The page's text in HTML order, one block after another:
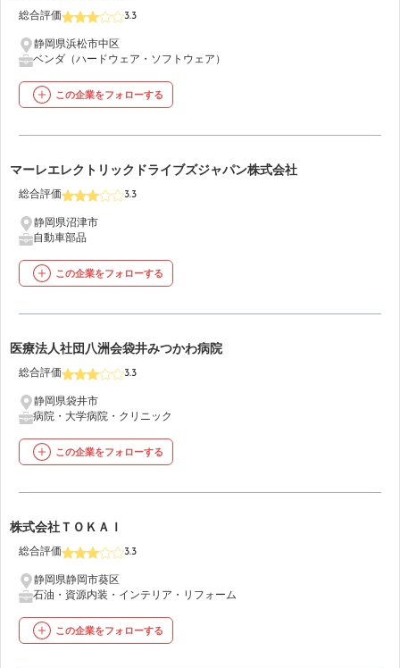
総合評価 3.3
静岡県浜松市中区
ベンダ（ハードウェア・ソフトウェア）
この企業をフォローする
15
マーレエレクトリックドライブズジャパン株式会社
総合評価 3.3
静岡県沼津市
自動車部品
この企業をフォローする
16
医療法人社団八洲会袋井みつかわ病院
総合評価 3.3
静岡県袋井市
病院・大学病院・クリニック
この企業をフォローする
17
株式会社ＴＯＫＡＩ
総合評価 3.3
静岡県静岡市葵区
石油・資源内装・インテリア・リフォーム
この企業をフォローする